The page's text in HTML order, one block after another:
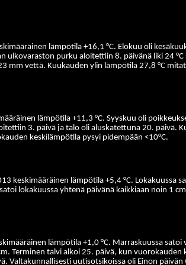
lämpötila +16,1 °C. Elokuu oli
ulkovaraston purku aloitettiin 8. päivänä liki 24
vettä. Kuukauden ylin lämpötila 27,8 °C
lämpötila +11,3 °C. Syyskuu oli
3. päivä ja talo oli aluskatettuna 20. päivä.
keskilämpötila pysyi pidempään <10°C.
keskimääräinen lämpötila +5,4 °C. Lokakuussa
lokakuussa yhtenä päivänä kaikkiaan noin 1
lämpötila +1,0 °C. Marraskuussa
Terminen talvi alkoi 25. päivä, kun
uutisotsikoissa oli Einon päivän